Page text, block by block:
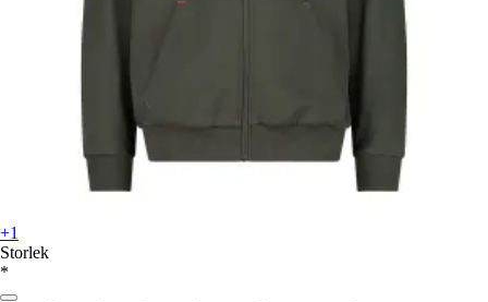
+1
Storlek
*